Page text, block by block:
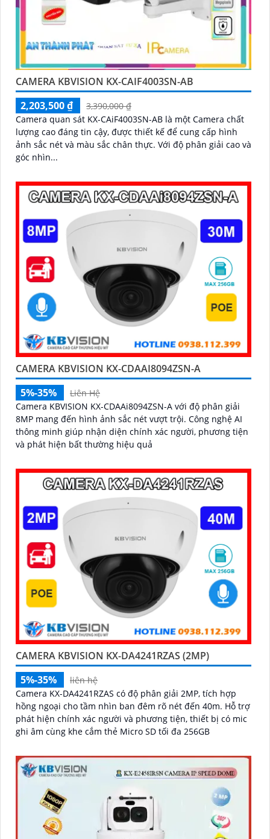
CAMERA KBVISION KX-CAIF4003SN-AB
2,203,500 ₫
3,390,000 ₫
Camera quan sát KX-CAiF4003SN-AB là một Camera chất
lượng cao đáng tin cậy, được thiết kế để cung cấp hình
ảnh sắc nét và màu sắc chân thực. Với độ phân giải cao và
góc nhìn...
CAMERA KBVISION KX-CDAAI8094ZSN-A
5%-35%
Liên Hệ
Camera KBVISION KX-CDAAi8094ZSN-A với độ phân giải
8MP mang đến hình ảnh sắc nét vượt trội. Công nghệ AI
thông minh giúp nhận diện chính xác người, phương tiện
và phát hiện bất thường hiệu quả
CAMERA KBVISION KX-DA4241RZAS (2MP)
5%-35%
liên hệ
Camera KX-DA4241RZAS có độ phân giải 2MP, tích hợp
hồng ngoại cho tầm nhìn ban đêm rõ nét đến 40m. Hỗ trợ
phát hiện chính xác người và phương tiện, thiết bị có mic
ghi âm cùng khe cắm thẻ Micro SD tối đa 256GB